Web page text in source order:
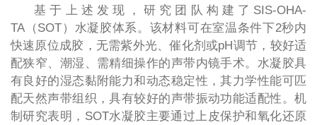
基于上述发现，研究团队构建了SIS-OHA-
TA（SOT）水凝胶体系。该材料可在室温条件下2秒内
快速原位成胶，无需紫外光、催化剂或pH调节，较好适
配狭窄、潮湿、需精细操作的声带内镜手术。水凝胶具
有良好的湿态黏附能力和动态稳定性，其力学性能可匹
配天然声带组织，具有较好的声带振动功能适配性。机
制研究表明，SOT水凝胶主要通过上皮保护和氧化还原